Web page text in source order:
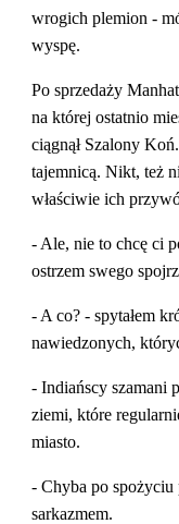
wrogich plemion -
wyspę.
Po sprzedaży
na której ostatnio
ciągnął Szalony
tajemnicą. Nikt, też
właściwie ich
- Ale, nie to chcę ci
ostrzem swego
- A co? - spytałem
nawiedzonych,
- Indiańscy szamani
ziemi, które
miasto.
- Chyba po
sarkazmem.